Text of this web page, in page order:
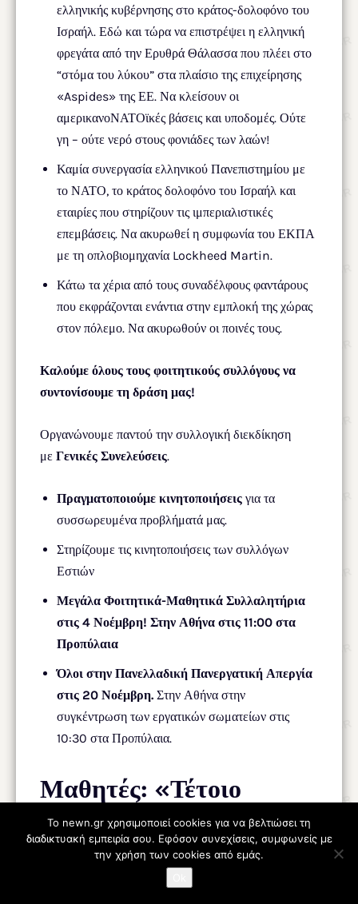
ελληνικής κυβέρνησης στο κράτος-δολοφόνο του
Ισραήλ. Εδώ και τώρα να επιστρέψει η ελληνική
φρεγάτα από την Ερυθρά Θάλασσα που πλέει στο
“στόμα του λύκου” στα πλαίσιο της επιχείρησης
«Aspides» της ΕΕ. Να κλείσουν οι
αμερικανοΝΑΤΟϊκές βάσεις και υποδομές. Ούτε
γη – ούτε νερό στους φονιάδες των λαών!
Καμία συνεργασία ελληνικού Πανεπιστημίου με
το ΝΑΤΟ, το κράτος δολοφόνο του Ισραήλ και
εταιρίες που στηρίζουν τις ιμπεριαλιστικές
επεμβάσεις. Να ακυρωθεί η συμφωνία του ΕΚΠΑ
με τη οπλοβιομηχανία Lockheed Martin.
Κάτω τα χέρια από τους συναδέλφους φαντάρους
που εκφράζονται ενάντια στην εμπλοκή της χώρας
στον πόλεμο. Να ακυρωθούν οι ποινές τους.
Καλούμε όλους τους φοιτητικούς συλλόγους να
συντονίσουμε τη δράση μας!
Οργανώνουμε παντού την συλλογική διεκδίκηση
με Γενικές Συνελεύσεις.
Πραγματοποιούμε κινητοποιήσεις για τα
συσσωρευμένα προβλήματά μας.
Στηρίζουμε τις κινητοποιήσεις των συλλόγων
Εστιών
Μεγάλα Φοιτητικά-Μαθητικά Συλλαλητήρια
στις 4 Νοέμβρη! Στην Αθήνα στις 11:00 στα
Προπύλαια
Όλοι στην Πανελλαδική Πανεργατική Απεργία
στις 20 Νοέμβρη. Στην Αθήνα στην
συγκέντρωση των εργατικών σωματείων στις
10:30 στα Προπύλαια.
Μαθητές: «Τέτοιο
σχολείο αξίζει στους
μαθητές;»
Το newn.gr χρησιμοποιεί cookies για να βελτιώσει τη
διαδικτυακή εμπειρία σου. Εφόσον συνεχίσεις, συμφωνείς με
την χρήση των cookies από εμάς.